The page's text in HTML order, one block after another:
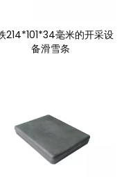
214*101*34毫米的开采设
备滑雪条